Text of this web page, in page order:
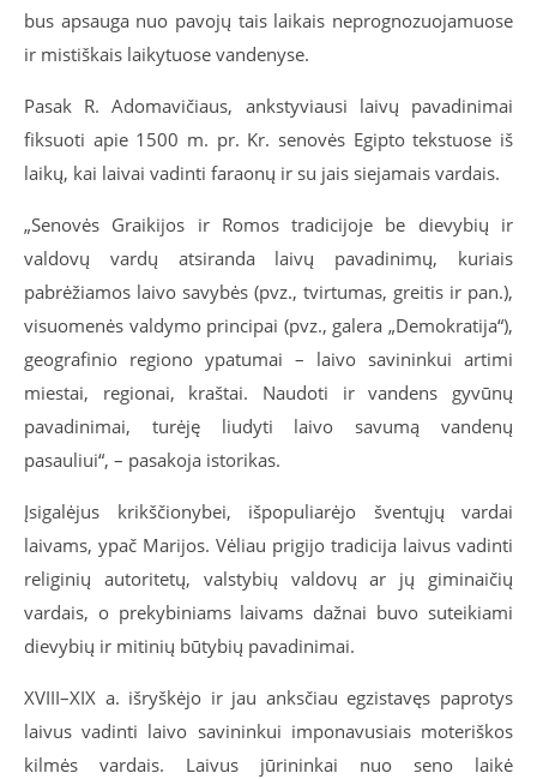
bus apsauga nuo pavojų tais laikais neprognozuojamuose
ir mistiškais laikytuose vandenyse.
Pasak R. Adomavičiaus, ankstyviausi laivų pavadinimai
fiksuoti apie 1500 m. pr. Kr. senovės Egipto tekstuose iš
laikų, kai laivai vadinti faraonų ir su jais siejamais vardais.
„Senovės Graikijos ir Romos tradicijoje be dievybių ir
valdovų vardų atsiranda laivų pavadinimų, kuriais
pabrėžiamos laivo savybės (pvz., tvirtumas, greitis ir pan.),
visuomenės valdymo principai (pvz., galera „Demokratija“),
geografinio regiono ypatumai – laivo savininkui artimi
miestai, regionai, kraštai. Naudoti ir vandens gyvūnų
pavadinimai, turėję liudyti laivo savumą vandenų
pasauliui“, – pasakoja istorikas.
Įsigalėjus krikščionybei, išpopuliarėjo šventųjų vardai
laivams, ypač Marijos. Vėliau prigijo tradicija laivus vadinti
religinių autoritetų, valstybių valdovų ar jų giminaičių
vardais, o prekybiniams laivams dažnai buvo suteikiami
dievybių ir mitinių būtybių pavadinimai.
XVIII–XIX a. išryškėjo ir jau anksčiau egzistavęs paprotys
laivus vadinti laivo savininkui imponavusiais moteriškos
kilmės vardais. Laivus jūrininkai nuo seno laikė